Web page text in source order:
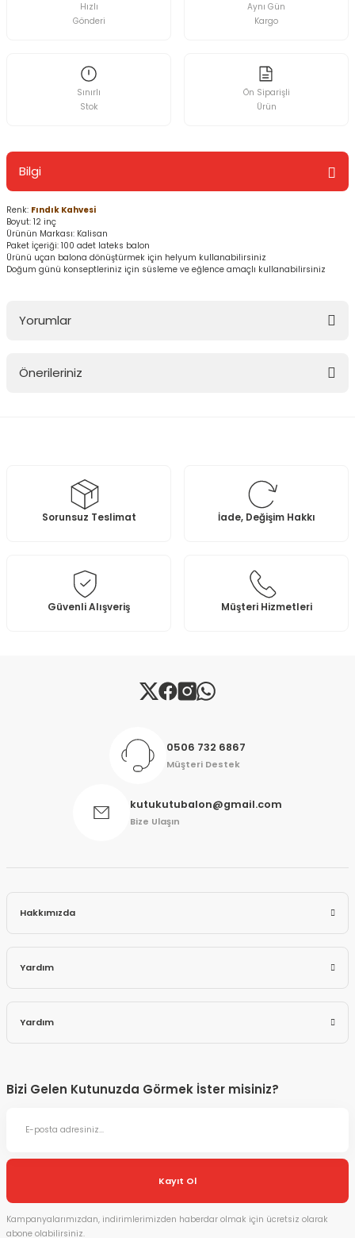
Hızlı
Gönderi
Aynı Gün
Kargo
Sınırlı
Stok
Ön Siparişli
Ürün
Bilgi
Renk: Fındık Kahvesi
Boyut: 12 inç
Ürünün Markası: Kalisan
Paket İçeriği: 100 adet lateks balon
Ürünü uçan balona dönüştürmek için helyum kullanabilirsiniz
Doğum günü konseptleriniz için süsleme ve eğlence amaçlı kullanabilirsiniz
Yorumlar
Önerileriniz
Ürün resmi kalitesiz, bozuk veya görüntülenemiyor.
Ürün açıklamasında eksik bilgiler bulunuyor.
Bu ürüne benzer farklı alternatifler olmalı.
Gönder
Sorunsuz Teslimat İade, Değişim Hakkı
Güvenli Alışveriş Müşteri Hizmetleri
0506 732 6867
Müşteri Destek
kutukutubalon@gmail.com
Bize Ulaşın
Hakkımızda
Yardım
Yardım
Bizi Gelen Kutunuzda Görmek İster misiniz?
Kayıt Ol
Kampanyalarımızdan, indirimlerimizden haberdar olmak için ücretsiz olarak
abone olabilirsiniz.